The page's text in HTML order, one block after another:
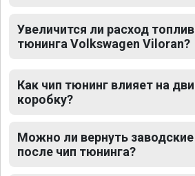
Увеличится ли расход
тюнинга Volkswagen Viloran?
Как чип тюнинг влияет на
коробку?
Можно ли вернуть
после чип тюнинга?